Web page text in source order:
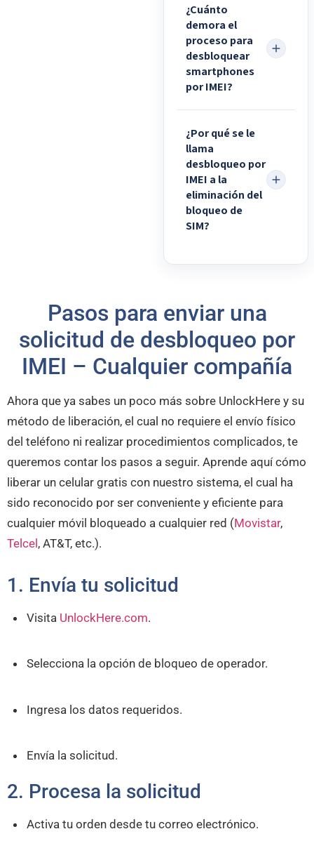
¿Cuánto
demora el
proceso para
desbloquear
smartphones
por IMEI?
¿Por qué se le
llama
desbloqueo por
IMEI a la
eliminación del
bloqueo de
SIM?
Pasos para enviar una
solicitud de desbloqueo por
IMEI – Cualquier compañía
Ahora que ya sabes un poco más sobre UnlockHere y su
método de liberación, el cual no requiere el envío físico
del teléfono ni realizar procedimientos complicados, te
queremos contar los pasos a seguir. Aprende aquí cómo
liberar un celular gratis con nuestro sistema, el cual ha
sido reconocido por ser conveniente y eficiente para
cualquier móvil bloqueado a cualquier red (Movistar,
Telcel, AT&T, etc.).
1. Envía tu solicitud
Visita UnlockHere.com.
Selecciona la opción de bloqueo de operador.
Ingresa los datos requeridos.
Envía la solicitud.
2. Procesa la solicitud
Activa tu orden desde tu correo electrónico.